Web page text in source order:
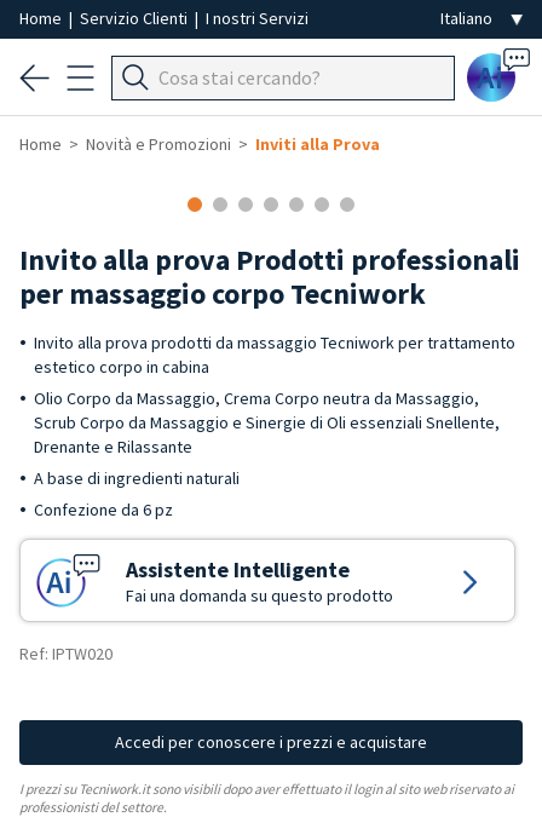
Home | Servizio Clienti | I nostri Servizi
Ai
Home Novità e Promozioni Inviti alla Prova
Invito alla prova Prodotti professionali
per massaggio corpo Tecniwork
Invito alla prova prodotti da massaggio Tecniwork per trattamento
estetico corpo in cabina
Olio Corpo da Massaggio, Crema Corpo neutra da Massaggio,
Scrub Corpo da Massaggio e Sinergie di Oli essenziali Snellente,
Drenante e Rilassante
A base di ingredienti naturali
Confezione da 6 pz
Assistente Intelligente
Fai una domanda su questo prodotto
Ref: IPTW020
Accedi per conoscere i prezzi e acquistare
I prezzi su Tecniwork.it sono visibili dopo aver effettuato il login al sito web riservato ai
professionisti del settore.